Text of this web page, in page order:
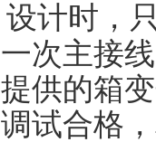
设计时，
一次主接
提供的箱
调试合格